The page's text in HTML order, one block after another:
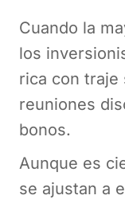
Cuando la
los
rica con traje
reuniones
bonos.
Aunque es
se ajustan a